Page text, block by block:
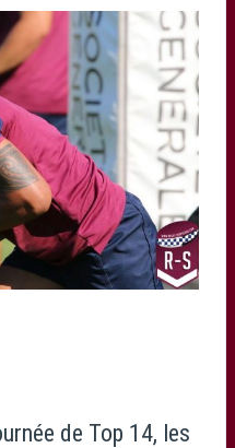
de Top 14, les